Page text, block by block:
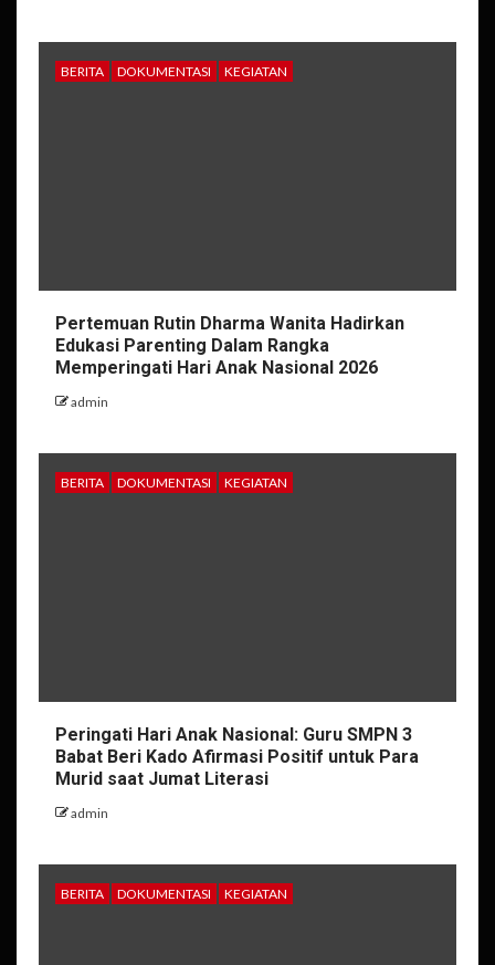
BERITA DOKUMENTASI KEGIATAN
Pertemuan Rutin Dharma Wanita Hadirkan
Edukasi Parenting Dalam Rangka
Memperingati Hari Anak Nasional 2026
admin
BERITA DOKUMENTASI KEGIATAN
Peringati Hari Anak Nasional: Guru SMPN 3
Babat Beri Kado Afirmasi Positif untuk Para
Murid saat Jumat Literasi
admin
BERITA DOKUMENTASI KEGIATAN